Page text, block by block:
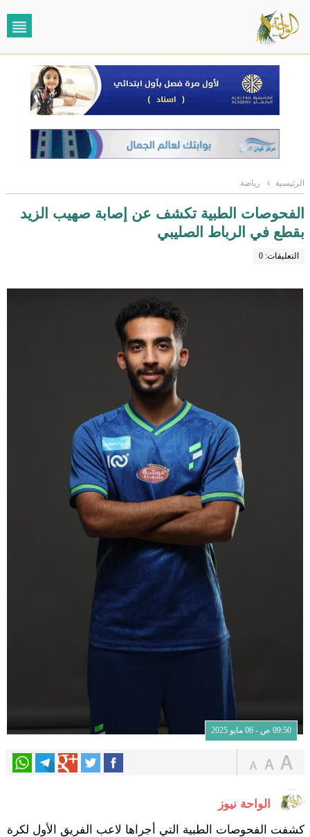
الرئيسية › رياضة
الفحوصات الطبية تكشف عن إصابة صهيب الزيد
بقطع في الرباط الصليبي
التعليقات: 0
09:50 ص - 06 مايو 2025
الواحة نيوز
كشفت الفحوصات الطبية التي أجراها لاعب الفريق الأول لكرة